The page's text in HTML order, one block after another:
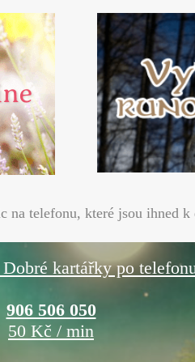
na telefonu, které jsou ihned k
kartářky po
906 506 050
50 Kč / min